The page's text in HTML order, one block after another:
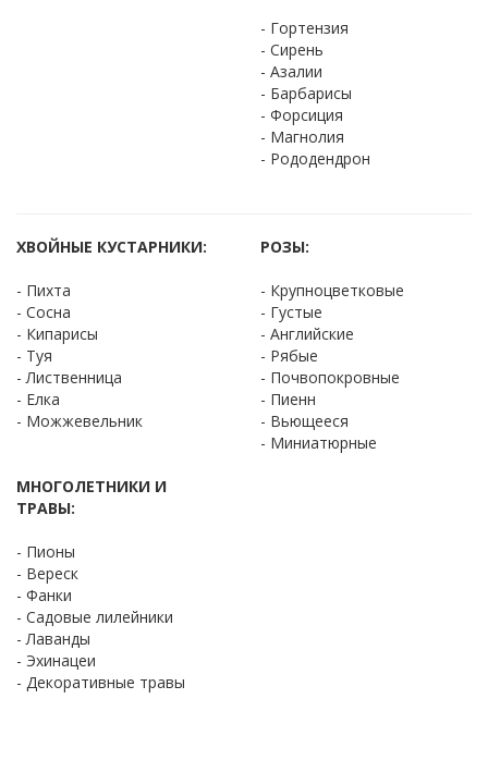
- Гортензия
- Сирень
- Азалии
- Барбарисы
- Форсиция
- Магнолия
- Рододендрон
ХВОЙНЫЕ КУСТАРНИКИ:
- Пихта
- Сосна
- Кипарисы
- Туя
- Лиственница
- Елка
- Можжевельник
РОЗЫ:
- Крупноцветковые
- Густые
- Английские
- Рябые
- Почвопокровные
- Пиенн
- Вьющееся
- Миниатюрные
МНОГОЛЕТНИКИ И
ТРАВЫ:
- Пионы
- Вереск
- Фанки
- Садовые лилейники
- Лаванды
- Эхинацеи
- Декоративные травы